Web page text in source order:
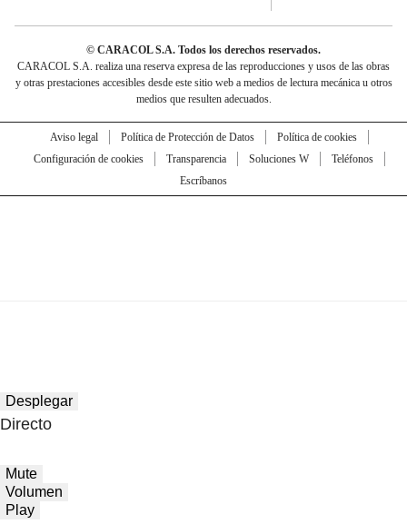
© CARACOL S.A. Todos los derechos reservados.
CARACOL S.A. realiza una reserva expresa de las reproducciones y usos de las obras
y otras prestaciones accesibles desde este sitio web a medios de lectura mecánica u otros
medios que resulten adecuados.
Aviso legal Política de Protección de Datos
Política de cookies
Configuración de cookies
Transparencia Soluciones W
Teléfonos
Escríbanos
Desplegar
Directo
Mute
Volumen
Play